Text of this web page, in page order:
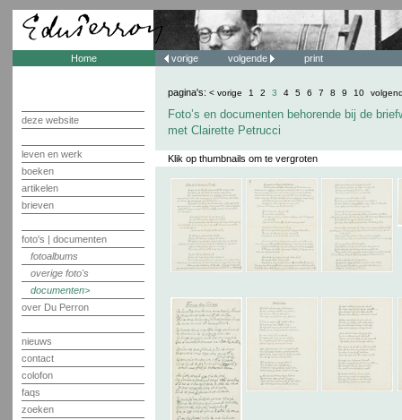
Home
deze website
leven en werk
boeken
artikelen
brieven
foto's | documenten
fotoalbums
overige foto's
documenten
over Du Perron
nieuws
contact
colofon
faqs
zoeken
vorige volgende print
pagina's: < vorige 1 2 3 4 5 6 7 8 9 10
Foto’s en documenten behorende bij de
met Clairette Petrucci
Klik op thumbnails om te vergroten